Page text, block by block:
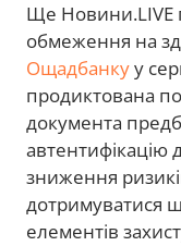
Ще Новини.LIVE
обмеження на
Ощадбанкуу
продиктована
документа
автентифікацію
зниження
дотримуватися
елементів